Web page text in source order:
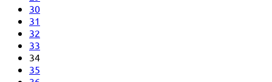
30
31
32
33
34
35